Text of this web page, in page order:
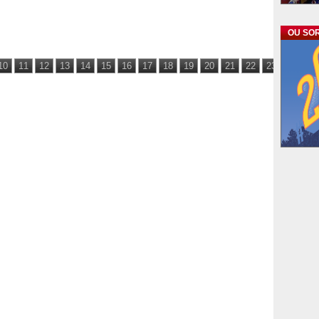
11 12 13 14 15 16 17 18 19 20 21 22 23 25
OU